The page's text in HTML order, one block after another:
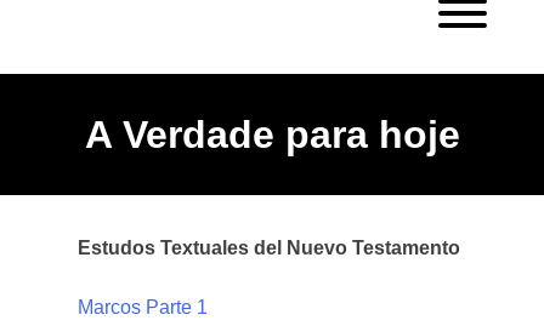
A Verdade para hoje
Estudos Textuales del Nuevo Testamento
Marcos Parte 1